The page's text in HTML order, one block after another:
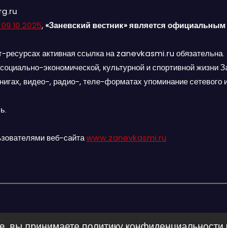
, «Заневский вестник» является
ресурсах активная ссылка на zanevkasmi.ru обязательна.
экономической, культурной и спортивной жизни
видео-, радио-, теле-форматах упоминание сетевого
веб-сайтаwww.zanevkasmi.ru